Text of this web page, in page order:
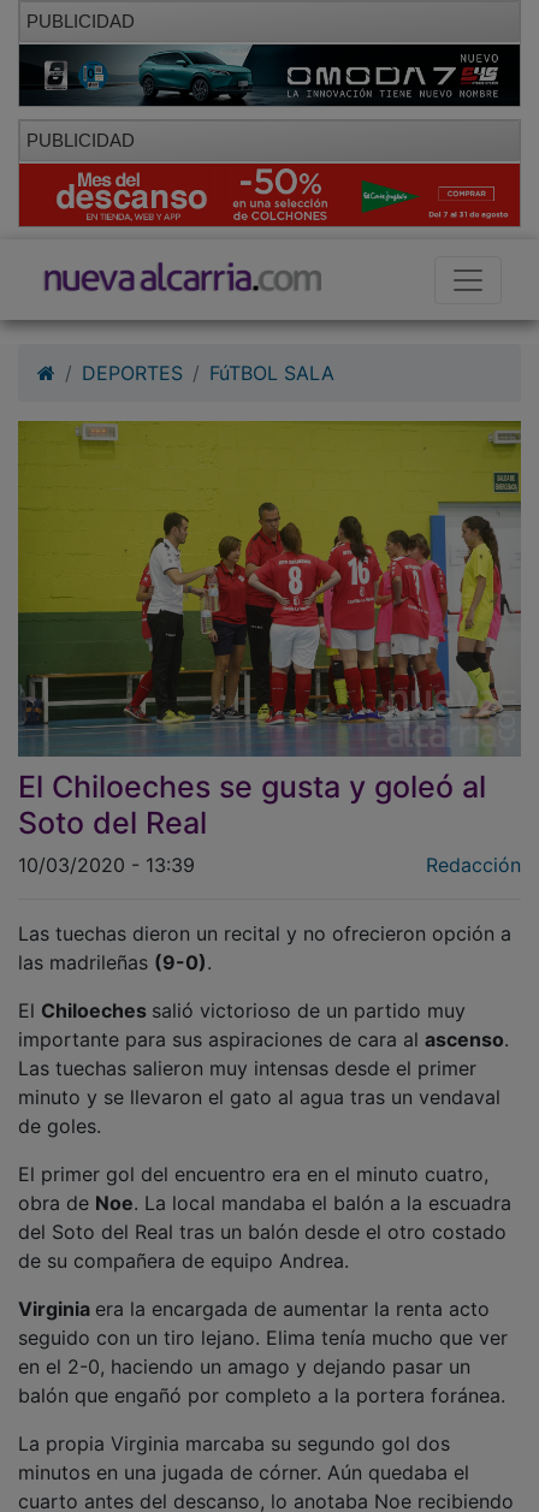
PUBLICIDAD
PUBLICIDAD
El Chiloeches se gusta y goleó al
Soto del Real
10/03/2020 - 13:39
las madrileñas(9-0).
ElChiloeches salió victorioso de un partido muy
importante para sus aspiraciones de cara al ascenso
Las tuechas salieron muy intensas desde el primer
minuto y se llevaron el gato al agua tras un vendaval
de goles.
El primer gol del encuentro era en el minuto cuatro,
obra deNoe . La local mandaba el balón a la escuadra
del Soto del Real tras un balón desde el otro costado
de su compañera de equipo Andrea.
Virginia era la encargada de aumentar la renta acto
seguido con un tiro lejano. Elima tenía mucho que ver
en el 2-0, haciendo un amago y dejando pasar un
balón que engañó por completo a la portera foránea.
La propia Virginia marcaba su segundo gol dos
minutos en una jugada de córner. Aún quedaba el
cuarto antes del descanso, lo anotaba Noe recibiendo
una asistencia de Miri que dejaba el partido casi visto